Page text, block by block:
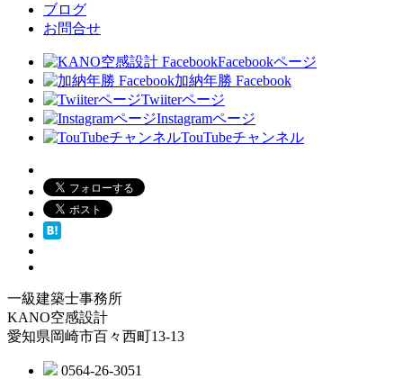
ブログ
お問合せ
Facebookページ
加納年勝 Facebook
Twiiterページ
Instagramページ
TouTubeチャンネル
一級建築士事務所
KANO空感設計
愛知県岡崎市百々西町13-13
0564-26-3051